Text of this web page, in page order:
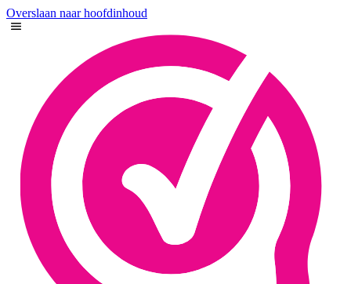
Overslaan naar hoofdinhoud